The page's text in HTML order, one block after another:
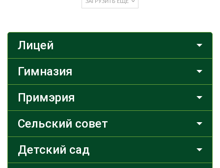
Лицей
Гимназия
Примэрия
Сельский совет
Детский сад